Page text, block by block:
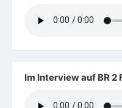
Im Interview auf BR